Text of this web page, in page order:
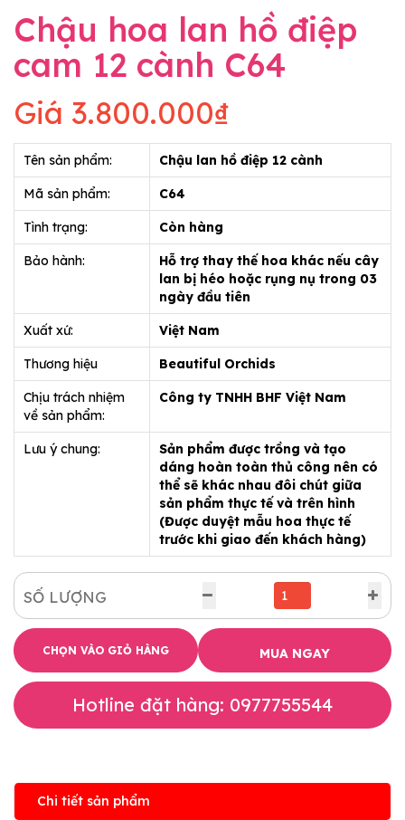
Chậu hoa lan hồ điệp
cam 12 cành C64
Giá 3.800.000₫
Tên sản phẩm: Chậu lan hồ điệp 12 cành
Mã sản phẩm: C64
Tình trạng: Còn hàng
Bảo hành:
Hỗ trợ thay thế hoa khác nếu cây
lan bị héo hoặc rụng nụ trong 03
ngày đầu tiên
Xuất xứ: Việt Nam
Thương hiệu Beautiful Orchids
Chịu trách nhiệm
về sản phẩm:
Công ty TNHH BHF Việt Nam
Lưu ý chung:
Sản phẩm được trồng và tạo
dáng hoàn toàn thủ công nên có
thể sẽ khác nhau đôi chút giữa
sản phẩm thực tế và trên hình
(Được duyệt mẫu hoa thực tế
trước khi giao đến khách hàng)
SỐ LƯỢNG
CHỌN VÀO GIỎ HÀNG MUA NGAY
Hotline đặt hàng: 0977755544
Chi tiết sản phẩm